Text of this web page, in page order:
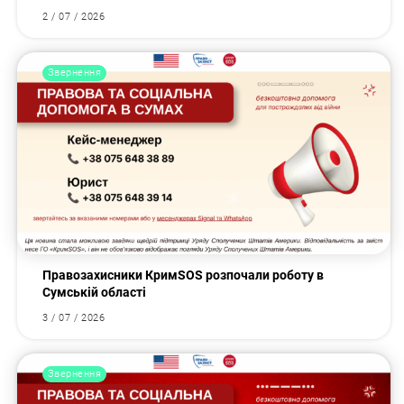
2 / 07 / 2026
Звернення
Правозахисники КримSOS розпочали роботу в
Сумській області
3 / 07 / 2026
Звернення